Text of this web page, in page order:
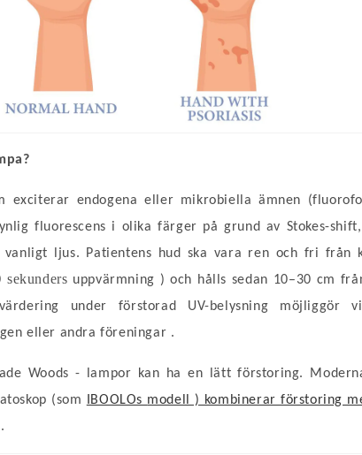
exciterar endogena eller mikrobiella ämnen
fluorescens i olika färger på grund av Stokes-
vanligt ljus. Patientens hud ska vara ren och fri från
sekunders uppvärmning ) och hålls sedan 10–30 cm
under förstorad UV-belysning möjliggör
eller andra föreningar .
Woods- lampor kan ha en lätt förstoring.
(som IBOOLOs modell ) kombinerar förstoring
.